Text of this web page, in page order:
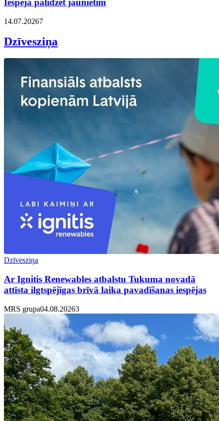
Iespēja palīdzēt jaunietim
14.07.20267
Dzīvesziņa
Dzīvesziņa
Ar Ignitis Renewables atbalstu Tukuma novadā
attīsta ilgtspējīgas brīvā laika pavadīšanas iespējas
MRS grupa04.08.20263